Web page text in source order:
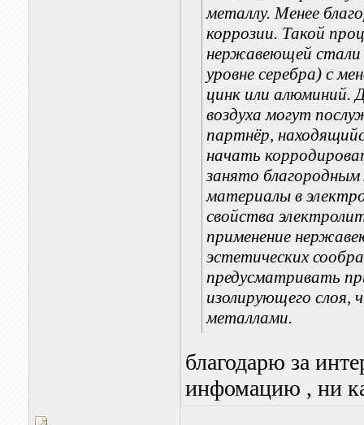
металлу. Менее
коррозии. Такой
нержавеющей стали
уровне серебра) с
цинк или алюминий.
воздуха могут
партнёр,
начать
занято
материалы в
свойства
применение
эстетических
предусматривать
изолирующего слоя,
металлами.
благодарю за
инфомацию , ни